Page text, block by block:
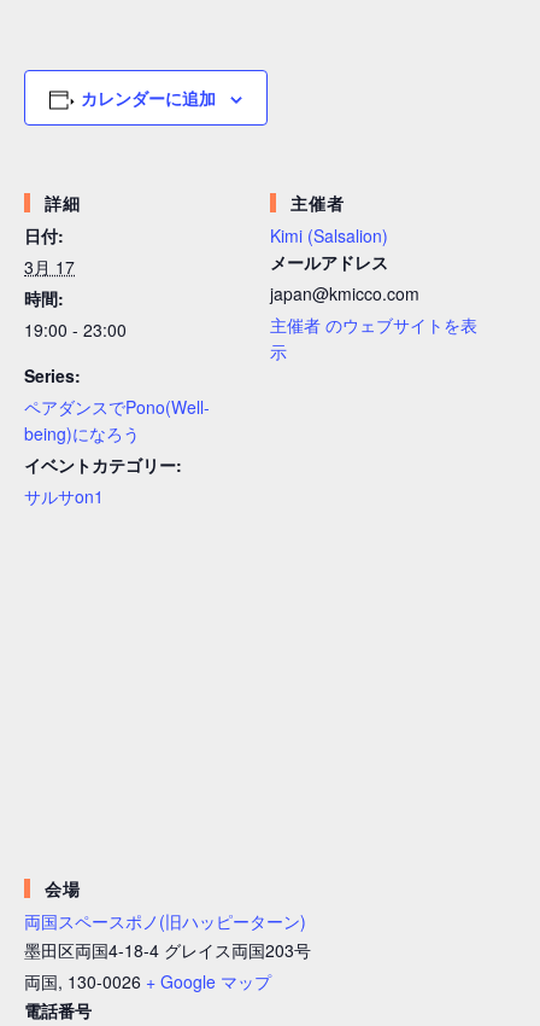
カレンダーに追加
詳細
日付:
3月 17
時間:
19:00 - 23:00
Series:
ペアダンスでPono(Well-
being)になろう
イベントカテゴリー:
サルサon1
主催者
Kimi (Salsalion)
メールアドレス
japan@kmicco.com
主催者 のウェブサイトを表
示
会場
両国スペースポノ(旧ハッピーターン)
墨田区両国4-18-4 グレイス両国203号
両国, 130-0026 + Google マップ
電話番号